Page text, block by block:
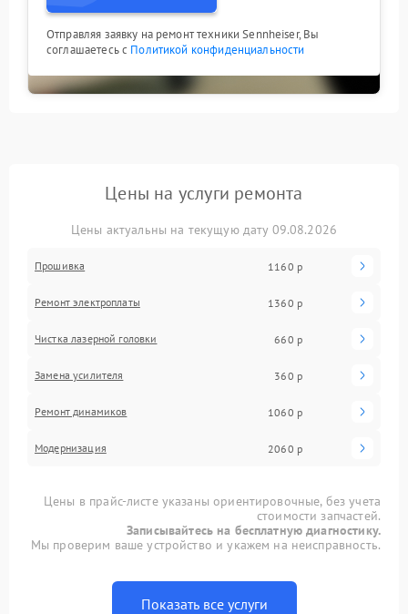
Отправляя заявку на ремонт техники Sennheiser, Вы
соглашаетесь с Политикой конфиденциальности
Цены на услуги ремонта
Цены актуальны на текущую дату 09.08.2026
Прошивка 1160 р
Ремонт электроплаты 1360 р
Чистка лазерной головки 660 р
Замена усилителя 360 р
Ремонт динамиков 1060 р
Модернизация 2060 р
Цены в прайс-листе указаны ориентировочные, без учета
стоимости запчастей.
Записывайтесь на бесплатную диагностику.
Мы проверим ваше устройство и укажем на неисправность.
Показать все услуги